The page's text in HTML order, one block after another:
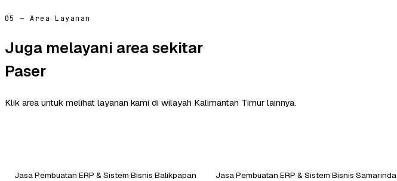
05 — Area Layanan
Juga melayani area sekitar
Paser
Klik area untuk melihat layanan kami di wilayah Kalimantan Timur lainnya.
Jasa Pembuatan ERP & Sistem Bisnis Balikpapan Jasa Pembuatan ERP & Sistem Bisnis Samarinda